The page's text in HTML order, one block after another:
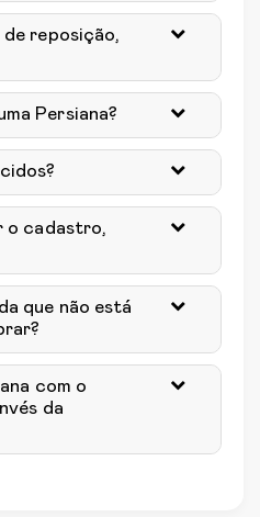
de reposição,
Persiana?
o cadastro,
que não está
com o
da